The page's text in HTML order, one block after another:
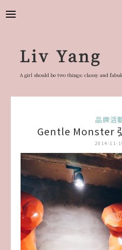
Liv Yang
A girl should be two things: classy and
品牌活
Gentle Monster
2014-11-